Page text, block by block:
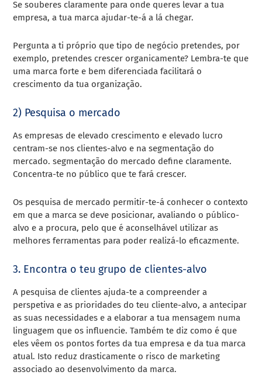
Se souberes claramente para onde queres levar a tua
empresa, a tua marca ajudar-te-á a lá chegar.
Pergunta a ti próprio que tipo de negócio pretendes, por
exemplo, pretendes crescer organicamente? Lembra-te que
uma marca forte e bem diferenciada facilitará o
crescimento da tua organização.
2) Pesquisa o mercado
As empresas de elevado crescimento e elevado lucro
centram-se nos clientes-alvo e na segmentação do
mercado. segmentação do mercado define claramente.
Concentra-te no público que te fará crescer.
Os pesquisa de mercado permitir-te-á conhecer o contexto
em que a marca se deve posicionar, avaliando o público-
alvo e a procura, pelo que é aconselhável utilizar as
melhores ferramentas para poder realizá-lo eficazmente.
3. Encontra o teu grupo de clientes-alvo
A pesquisa de clientes ajuda-te a compreender a
perspetiva e as prioridades do teu cliente-alvo, a antecipar
as suas necessidades e a elaborar a tua mensagem numa
linguagem que os influencie. Também te diz como é que
eles vêem os pontos fortes da tua empresa e da tua marca
atual. Isto reduz drasticamente o risco de marketing
associado ao desenvolvimento da marca.